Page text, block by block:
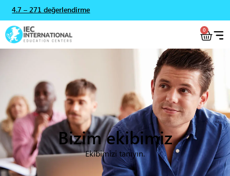
4.7 – 271 değerlendirme
0
Bizim ekibimiz
Ekibimizi tanıyın.